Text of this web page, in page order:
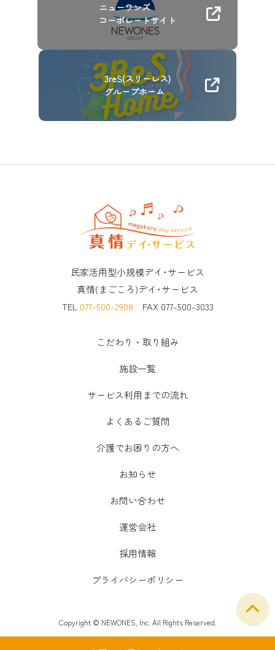
ニューワンズ
コーポレートサイト
3reS(スリーレス)
グループホーム
民家活用型小規模デイ･サービス
真情(まごころ)デイ･サービス
TEL 077-500-2908 FAX 077-500-3033
こだわり・取り組み
施設一覧
サービス利用までの流れ
よくあるご質問
介護でお困りの方へ
お知らせ
お問い合わせ
運営会社
採用情報
プライバシーポリシー
Copyright © NEWONES, Inc. All Rights Reserved.